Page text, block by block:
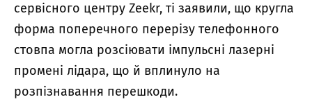
сервісного центру Zeekr, ті заявили, що кругла
форма поперечного перерізу телефонного
стовпа могла розсіювати імпульсні лазерні
промені лідара, що й вплинуло на
розпізнавання перешкоди.